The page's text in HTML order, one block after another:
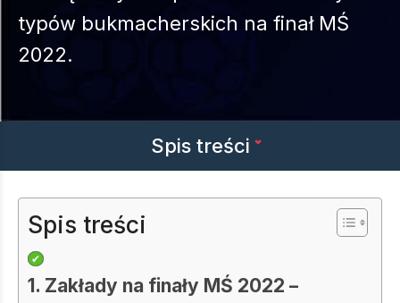
typów bukmacherskich na finał MŚ
2022.
Spis treści
Spis treści
Zakłady na finały MŚ 2022 –